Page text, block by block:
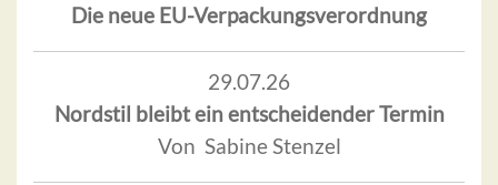
Die neue EU-Verpackungsverordnung
29.07.26
Nordstil bleibt ein entscheidender Termin
Von Sabine Stenzel